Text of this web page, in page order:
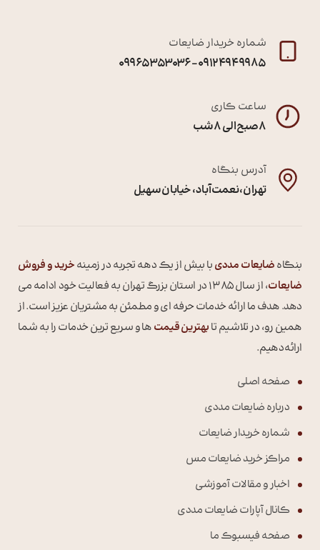
شماره خریدار ضایعات
09124949985 – 09965353036
ساعت کاری
8 صبح الی 8 شب
آدرس بنگاه
تهران ، نعمت آباد ، خیابان سهیل
بنگاهضایعات مددیبا بیش از یک دهه تجربه در زمینهخرید و فروش
ضایعات
، از سال 1385 در استان بزرگ تهران به فعالیت خود ادامه می
دهد. هدف ما ارائه خدمات حرفه ای و مطمئن به مشتریان عزیز است. از
همین رو، در تلاشیم تابهترین قیمتها و سریع ترین خدمات را به شما
ارائه دهیم.
صفحه اصلی
درباره ضایعات مددی
شماره خریدار ضایعات
مراکز خرید ضایعات مس
اخبار و مقالات آموزشی
کانال آپارات ضایعات مددی
صفحه فیسبوک ما